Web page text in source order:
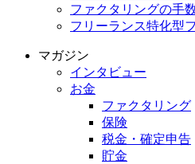
ファクタリングの手
フリーランス特化型
マガジン
インタビュー
お金
ファクタリング
保険
税金・確定申告
貯金